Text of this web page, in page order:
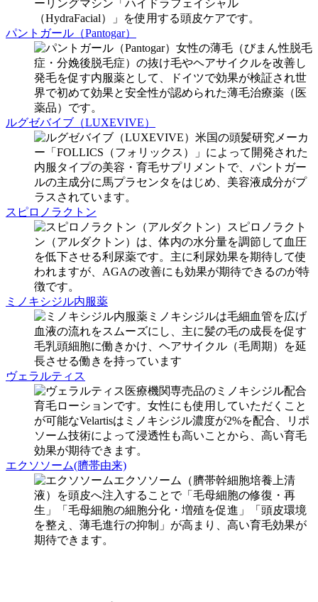
ーリングマシン「ハイドラフェイシャル
（HydraFacial）」を使用する頭皮ケアです。
パントガール（Pantogar）
女性の薄毛（びまん性脱毛
症・分娩後脱毛症）の抜け毛やヘアサイクルを改善し
発毛を促す内服薬として、ドイツで効果が検証され世
界で初めて効果と安全性が認められた薄毛治療薬（医
薬品）です。
ルグゼバイブ（LUXEVIVE）
米国の頭髪研究メーカ
ー「FOLLICS（フォリックス）」によって開発された
内服タイプの美容・育毛サプリメントで、パントガー
ルの主成分に馬プラセンタをはじめ、美容液成分がプ
ラスされています。
スピロノラクトン
スピロノラクト
ン（アルダクトン）は、体内の水分量を調節して血圧
を低下させる利尿薬です。主に利尿効果を期待して使
われますが、AGAの改善にも効果が期待できるのが特
徴です。
ミノキシジル内服薬
ミノキシジルは毛細血管を広げ
血液の流れをスムーズにし、主に髪の毛の成長を促す
毛乳頭細胞に働きかけ、ヘアサイクル（毛周期）を延
長させる働きを持っています
ヴェラルティス
医療機関専売品のミノキシジル配合
育毛ローションです。女性にも使用していただくこと
が可能なVelartisはミノキシジル濃度が2%を配合、リポ
ソーム技術によって浸透性も高いことから、高い育毛
効果が期待できます。
エクソソーム(臍帯由来)
エクソソーム（臍帯幹細胞培養上清
液）を頭皮へ注入することで「毛母細胞の修復・再
生」「毛母細胞の細胞分化・増殖を促進」「頭皮環境
を整え、薄毛進行の抑制」が高まり、高い育毛効果が
期待できます。